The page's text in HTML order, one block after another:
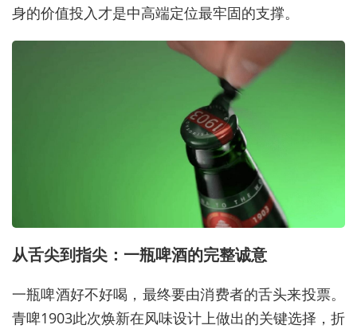
身的价值投入才是中高端定位最牢固的支撑。
从舌尖到指尖：一瓶啤酒的完整诚意
一瓶啤酒好不好喝，最终要由消费者的舌头来投票。
青啤1903此次焕新在风味设计上做出的关键选择，折